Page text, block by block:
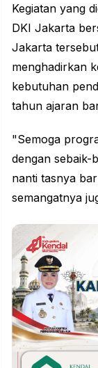
Kegiatan yang
DKI Jakarta
Jakarta
menghadirkan
kebutuhan
tahun ajaran
"Semoga
dengan sebaik-
nanti tasnya
semangatnya